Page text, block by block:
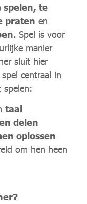
spelen, te
praten en
. Spel is voor
manier
sluit hier
centraal in
spelen:
taal
delen
oplossen
om hen heen